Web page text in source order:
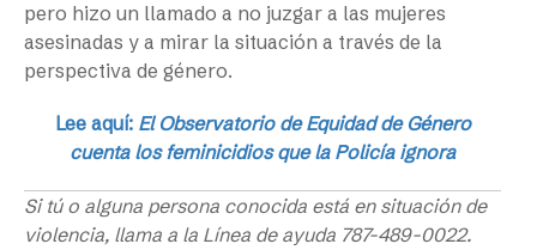
pero hizo un llamado a no juzgar a las mujeres
asesinadas y a mirar la situación a través de la
perspectiva de género.
Lee aquí: El Observatorio de Equidad de Género
cuenta los feminicidios que la Policía ignora
Si tú o alguna persona conocida está en situación de
violencia, llama a la Línea de ayuda 787-489-0022.